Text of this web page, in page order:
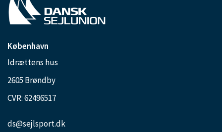
København
Idrættens hus
2605 Brøndby
CVR: 62496517
ds@sejlsport.dk